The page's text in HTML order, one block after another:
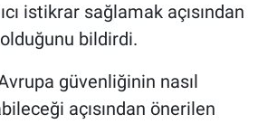
istikrar sağlamak açısından
bildirdi.
güvenliğinin nasıl
açısından önerilen